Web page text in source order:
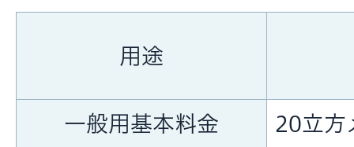
用途
一般用基本料金 20立方